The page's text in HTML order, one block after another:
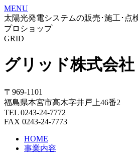
MENU
太陽光発電システムの販売･施工･点
プロショップ
GRID
グリッド株式会社
〒969-1101
福島県本宮市高木字井戸上46番2
TEL 0243-24-7772
FAX 0243-24-7773
HOME
事業内容